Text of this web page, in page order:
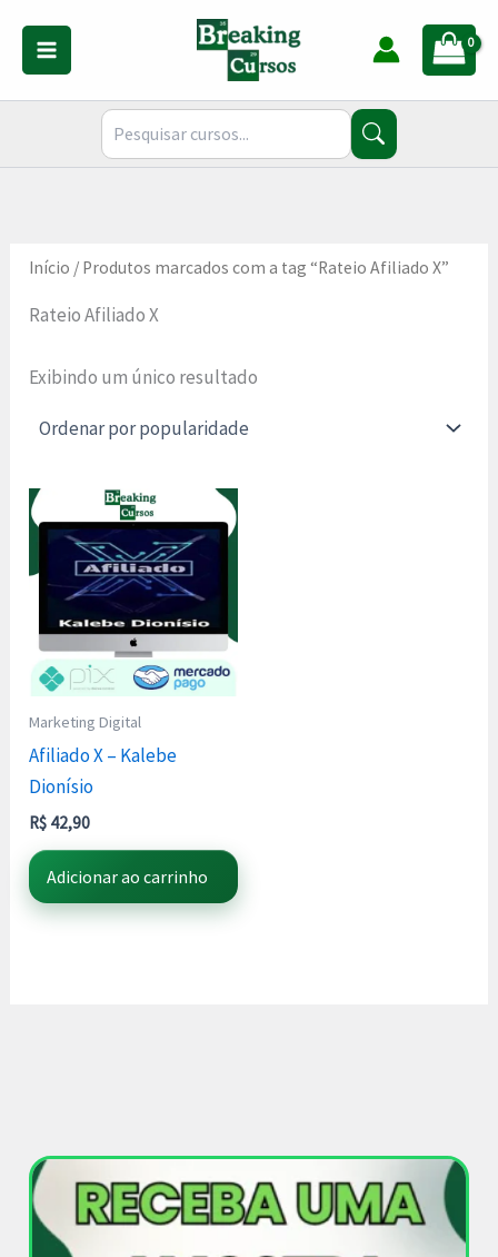
conteúdo
Início / Produtos marcados com a tag “Rateio Afiliado X”
Rateio Afiliado X
Exibindo um único resultado
Marketing Digital
Afiliado X – Kalebe
Dionísio
R$ 42,90
Adicionar ao carrinho